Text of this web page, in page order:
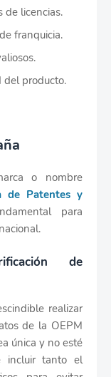
de licencias.
franquicia.
del producto.
o nombre
de Patentes y
para
de
realizar
de la OEPM
única y no esté
incluir tanto el